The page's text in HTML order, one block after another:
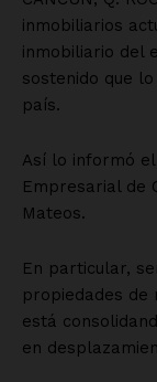
inmobiliarios
inmobiliario del
sostenido que
país.
Así lo informó
Empresarial de
Mateos.
En particular,
propiedades de
está
en